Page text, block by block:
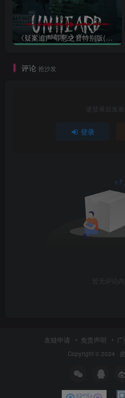
《疑案追声 罪恶之音特别版(Unheard: Voices of Crime Edition)》|BUILD 11111643+全DLC|中文
评论 抢沙发
请登录后发
登录
暂无评论内
友链申请 免责声明
Copyright © 2024 ·